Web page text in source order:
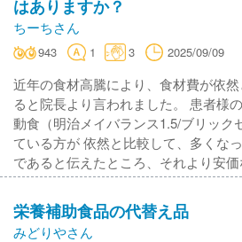
はありますか？
ちーちさん
943 1 3 2025/09/09
近年の食材高騰により、食材費が依
ると院長より言われました。 患者様
動食（明治メイバランス1.5/ブリック
ている方が 依然と比較して、多くな
であると伝えたところ、それより安
栄養補助食品の代替え品
みどりやさん